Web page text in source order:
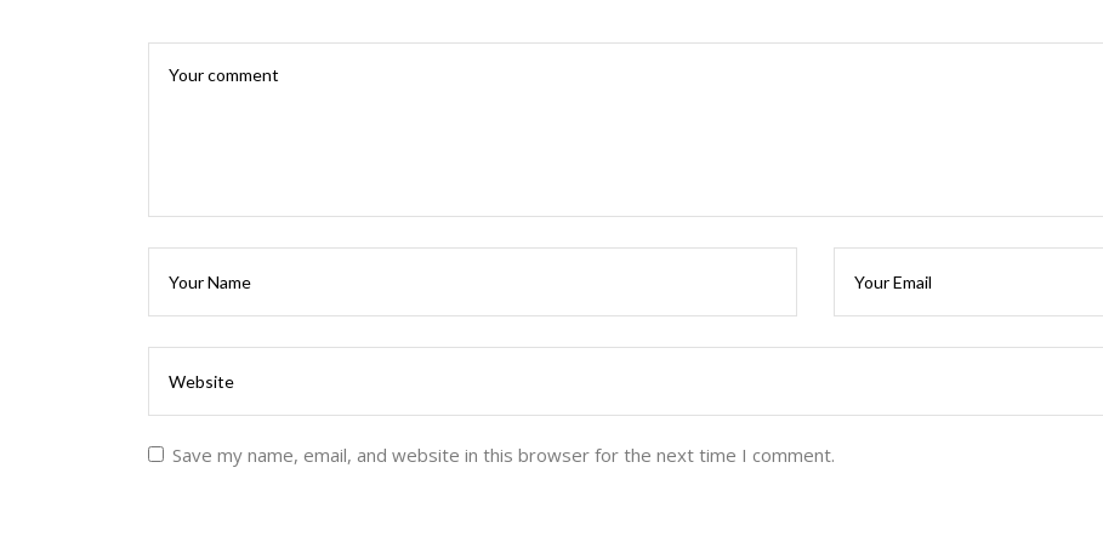
Save my name, email, and website in this browser for the next time I comment.